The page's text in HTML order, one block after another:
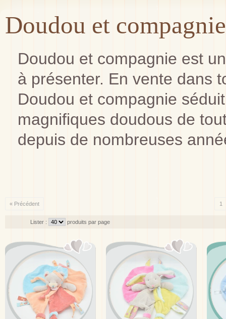
Doudou et compagnie
Doudou et compagnie est
à présenter. En vente dans
Doudou et compagnie
magnifiques doudous de
depuis de nombreuses
« Précédent 1
Lister : produits par page